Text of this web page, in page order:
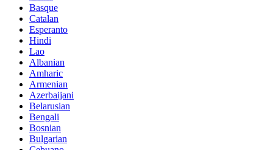
Basque
Catalan
Esperanto
Hindi
Lao
Albanian
Amharic
Armenian
Azerbaijani
Belarusian
Bengali
Bosnian
Bulgarian